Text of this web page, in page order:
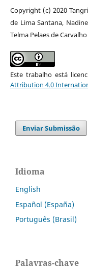
Copyright (c) 2020
de Lima Santana,
Telma Pelaes de Carvalho
Este trabalho está
Attribution 4.0
Enviar Submissão
Idioma
English
Español (España)
Português (Brasil)
Palavras-chave